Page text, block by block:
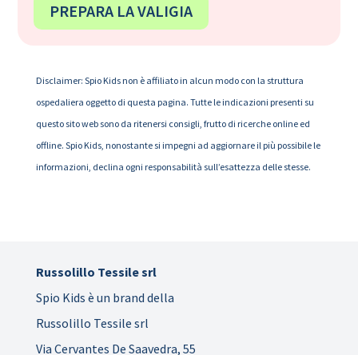
PREPARA LA VALIGIA
Disclaimer: Spio Kids non è affiliato in alcun modo con la struttura
ospedaliera oggetto di questa pagina. Tutte le indicazioni presenti su
questo sito web sono da ritenersi consigli, frutto di ricerche online ed
offline. Spio Kids, nonostante si impegni ad aggiornare il più possibile le
informazioni, declina ogni responsabilità sull’esattezza delle stesse.
Russolillo Tessile srl
Spio Kids è un brand della
Russolillo Tessile srl
Via Cervantes De Saavedra, 55